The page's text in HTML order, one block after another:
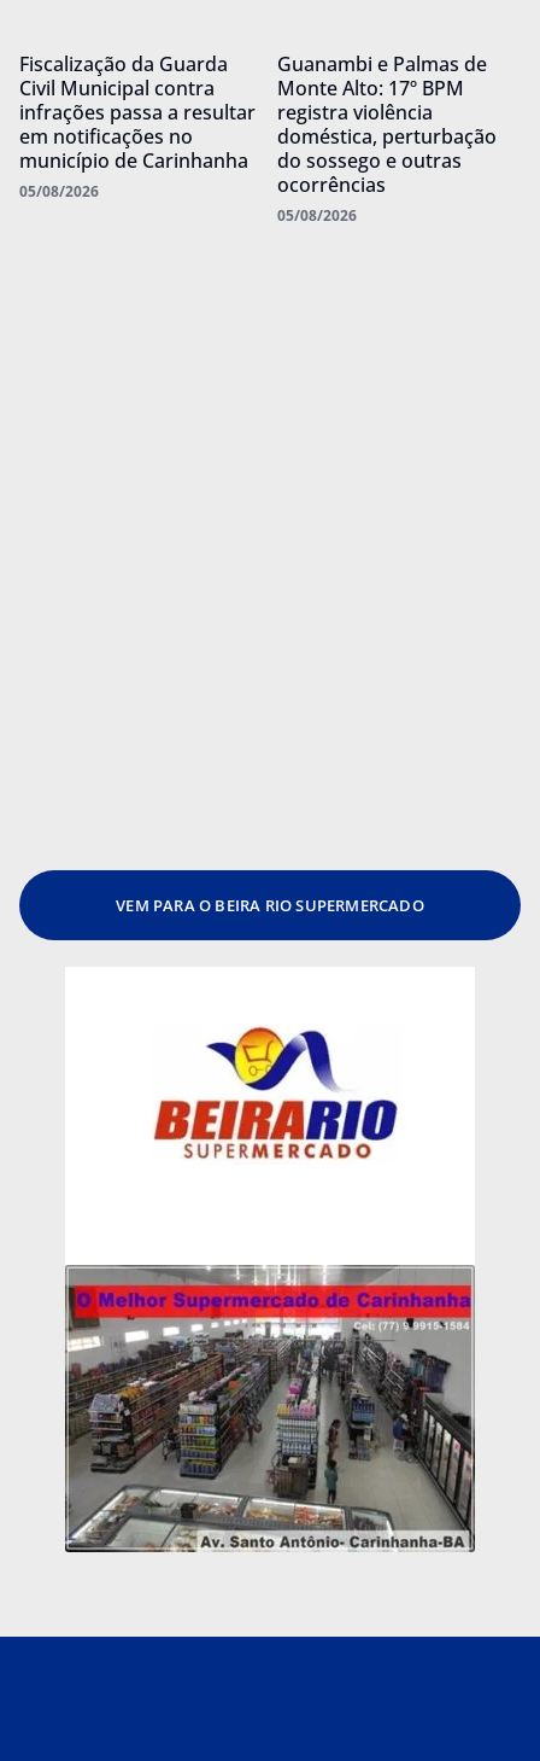
Fiscalização da Guarda
Civil Municipal contra
infrações passa a resultar
em notificações no
município de Carinhanha
05/08/2026
Guanambi e Palmas de
Monte Alto: 17º BPM
registra violência
doméstica, perturbação
do sossego e outras
ocorrências
05/08/2026
VEM PARA O BEIRA RIO SUPERMERCADO